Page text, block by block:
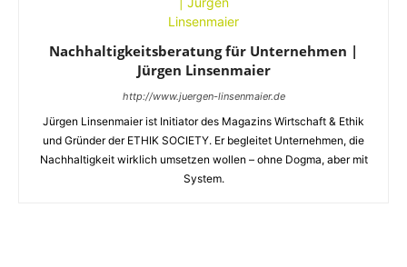
Nachhaltigkeitsberatung für Unternehmen |
Jürgen Linsenmaier
http://www.juergen-linsenmaier.de
Jürgen Linsenmaier ist Initiator des Magazins Wirtschaft & Ethik
und Gründer der ETHIK SOCIETY. Er begleitet Unternehmen, die
Nachhaltigkeit wirklich umsetzen wollen – ohne Dogma, aber mit
System.